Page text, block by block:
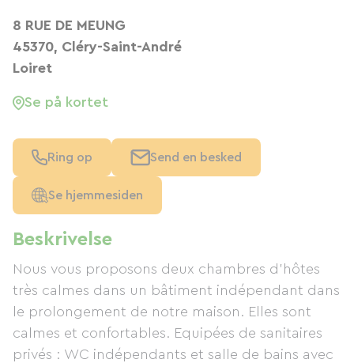
Beskrivelse
Nous vous proposons deux chambres d'hôtes
très calmes dans un bâtiment indépendant dans
le prolongement de notre maison. Elles sont
calmes et confortables. Equipées de sanitaires
privés : WC indépendants et salle de bains avec
8 RUE DE MEUNG
45370, Cléry-Saint-André
Loiret
Se på kortet
Ring op Send en besked
Se hjemmesiden